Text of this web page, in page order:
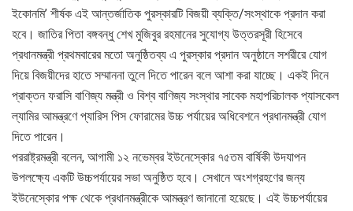
ইকোনমি’ শীর্ষক এই আন্তর্জাতিক পুরস্কারটি বিজয়ী ব্যক্তি/সংস্থাকে প্রদান করা
হবে। জাতির পিতা বঙ্গবন্ধু শেখ মুজিবুর রহমানের সুযোগ্য উত্তরসূরী হিসেবে
প্রধানমন্ত্রী প্রথমবারের মতো অনুষ্ঠিতব্য এ পুরস্কার প্রদান অনুষ্ঠানে সশরীরে যোগ
দিয়ে বিজয়ীদের হাতে সম্মাননা তুলে দিতে পারেন বলে আশা করা যাচ্ছে। একই দিনে
প্রাক্তন ফরাসি বাণিজ্য মন্ত্রী ও বিশ্ব বাণিজ্য সংস্থার সাবেক মহাপরিচালক প্যাসকেল
ল্যামির আমন্ত্রণে প্যারিস পিস ফোরামের উচ্চ পর্যায়ের অধিবেশনে প্রধানমন্ত্রী যোগ
দিতে পারেন।
পররাষ্ট্রমন্ত্রী বলেন, আগামী ১২ নভেম্বর ইউনেস্কোর ৭৫তম বার্ষিকী উদযাপন
উপলক্ষ্যে একটি উচ্চপর্যায়ের সভা অনুষ্ঠিত হবে। সেখানে অংশগ্রহণের জন্য
ইউনেস্কোর পক্ষ থেকে প্রধানমন্ত্রীকে আমন্ত্রণ জানানো হয়েছে। এই উচ্চপর্যায়ের